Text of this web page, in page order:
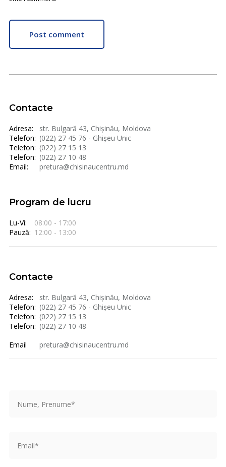
Post comment
Contacte
Adresa:
str. Bulgară 43, Chișinău, Moldova
Telefon: (022) 27 45 76 - Ghișeu Unic
Telefon: (022) 27 15 13
Telefon: (022) 27 10 48
Email:
pretura@chisinaucentru.md
Program de lucru
Lu-Vi:
08:00 - 17:00
Pauză: 12:00 - 13:00
Contacte
Adresa:
str. Bulgară 43, Chișinău, Moldova
Telefon: (022) 27 45 76 - Ghișeu Unic
Telefon: (022) 27 15 13
Telefon: (022) 27 10 48
Email
pretura@chisinaucentru.md